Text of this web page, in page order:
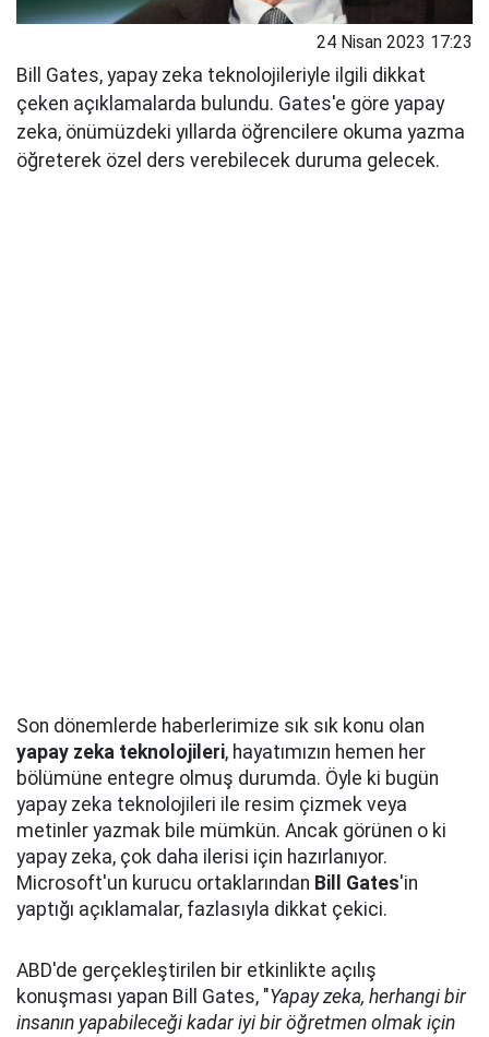
24 Nisan 2023 17:23
Bill Gates, yapay zeka teknolojileriyle ilgili dikkat
çeken açıklamalarda bulundu. Gates'e göre yapay
zeka, önümüzdeki yıllarda öğrencilere okuma yazma
öğreterek özel ders verebilecek duruma gelecek.
Son dönemlerde haberlerimize sık sık konu olan
yapay zeka teknolojileri, hayatımızın hemen her
bölümüne entegre olmuş durumda. Öyle ki bugün
yapay zeka teknolojileri ile resim çizmek veya
metinler yazmak bile mümkün. Ancak görünen o ki
yapay zeka, çok daha ilerisi için hazırlanıyor.
Microsoft'un kurucu ortaklarından Bill Gates'in
yaptığı açıklamalar, fazlasıyla dikkat çekici.
ABD'de gerçekleştirilen bir etkinlikte açılış
konuşması yapan Bill Gates, "Yapay zeka, herhangi bir
insanın yapabileceği kadar iyi bir öğretmen olmak için